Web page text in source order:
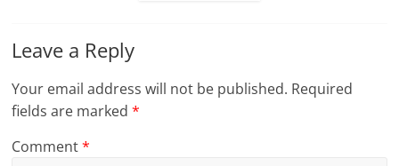
Leave a Reply
Your email address will not be published. Required
fields are marked*
Comment*